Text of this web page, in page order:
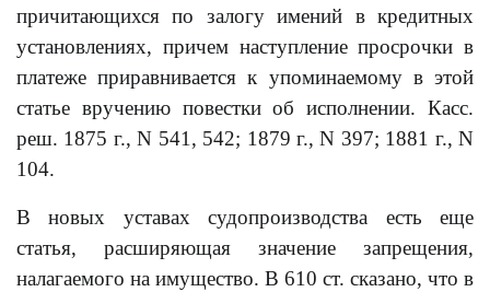
причитающихся по залогу имений в кредитных
установлениях, причем наступление просрочки в
платеже приравнивается к упоминаемому в этой
статье вручению повестки об исполнении. Касс.
реш. 1875 г., N 541, 542; 1879 г., N 397; 1881 г., N
104.
В новых уставах судопроизводства есть еще
статья, расширяющая значение запрещения,
налагаемого на имущество. В 610 ст. сказано, что в